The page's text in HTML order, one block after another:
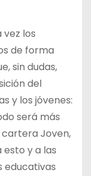
vez los
de forma
sin dudas,
del
y los jóvenes:
será más
cartera Joven,
esto y a las
educativas